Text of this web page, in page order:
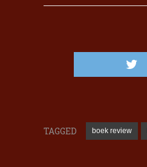
TAGGED boek review